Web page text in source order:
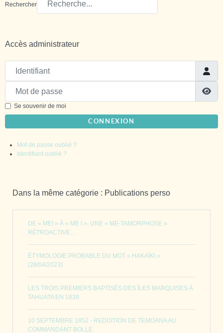
Rechercher
Accès administrateur
Se souvenir de moi
CONNEXION
Mot de passe oublié ?
Identifiant oublié ?
Dans la même catégorie : Publications perso
DE « MEI » À « ME I », UNE « ME-TAMORPHOSE »
RÉTROACTIVE…
ÉTYMOLOGIE PROBABLE DU MOT « HAKAÌKI »
(28/04/2023)
LES TROIS PREMIERS BAPTISÉS DES ÎLES MARQUISES À
TAHUATA EN 1839
10 SEPTEMBRE 1852 - REDDITION DE TEMOANA AU
COMMANDANT BOLLE